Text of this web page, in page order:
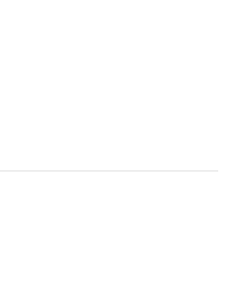
неделе моды
неделе моды,